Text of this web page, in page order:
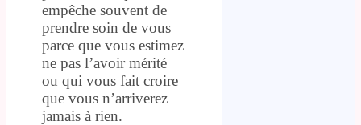
empêche souvent de
prendre soin de vous
parce que vous estimez
ne pas l’avoir mérité
ou qui vous fait croire
que vous n’arriverez
jamais à rien.